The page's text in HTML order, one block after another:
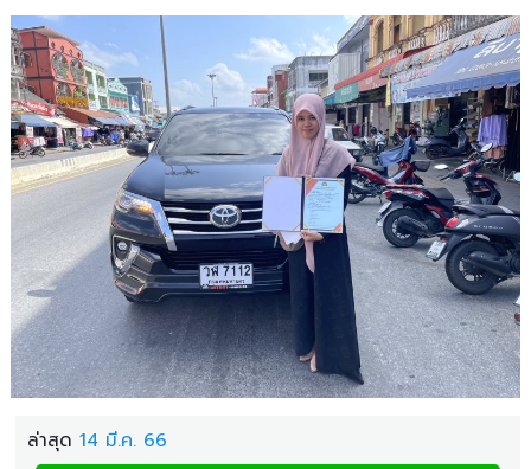
ล่าสุด 14 มี.ค. 66